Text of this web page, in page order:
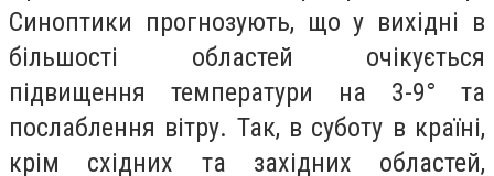
Синоптики прогнозують, що у вихідні в
більшості областей очікується
підвищення температури на 3-9° та
послаблення вітру. Так, в суботу в країні,
крім східних та західних областей,